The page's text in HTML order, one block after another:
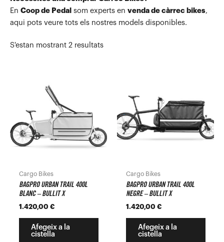
En Coop de Pedal som experts en venda de càrrec bikes,
aqui pots veure tots els nostres models disponibles.
S'estan mostrant 2 resultats
Cargo Bikes
BAGPRO URBAN TRAIL 400L
BLANC – BULLIT X
1.420,00 €
Afegeix a la
cistella
Cargo Bikes
BAGPRO URBAN TRAIL 400L
NEGRE – BULLIT X
1.420,00 €
Afegeix a la
cistella